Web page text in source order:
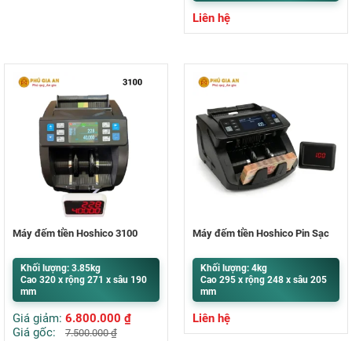
Liên hệ
Máy đếm tiền Hoshico 3100
Khối lượng: 3.85kg
Cao 320 x rộng 271 x sâu 190
mm
Giá giảm: 6.800.000 ₫
Giá gốc:
7.500.000₫
Máy đếm tiền Hoshico Pin Sạc
Khối lượng: 4kg
Cao 295 x rộng 248 x sâu 205
mm
Liên hệ